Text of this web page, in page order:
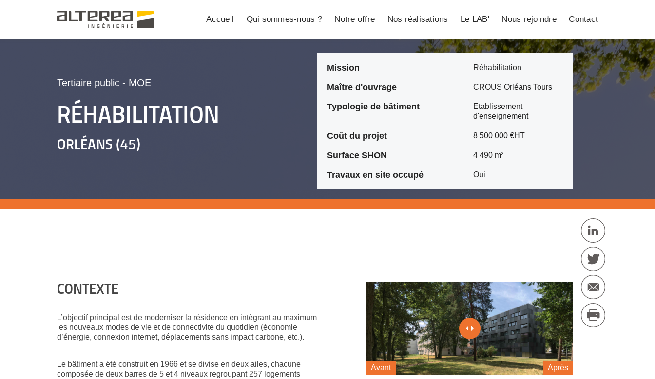
Accueil Qui sommes-nous ? Notre offre Nos réalisations Le LAB' Nous rejoindre Contact
Tertiaire public - MOE
RÉHABILITATION
ORLÉANS (45)
Mission Réhabilitation
Maître d'ouvrage CROUS Orléans Tours
Typologie de bâtiment
Etablissement
d'enseignement
Coût du projet 8 500 000 €HT
Surface SHON 4 490 m²
Travaux en site occupé Oui
CONTEXTE
L’objectif principal est de moderniser la résidence en intégrant au maximum
les nouveaux modes de vie et de connectivité du quotidien (économie
d’énergie, connexion internet, déplacements sans impact carbone, etc.).
Le bâtiment a été construit en 1966 et se divise en deux ailes, chacune
composée de deux barres de 5 et 4 niveaux regroupant 257 logements
Après
Avant